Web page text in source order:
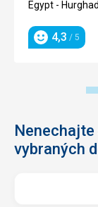
Egypt -
Hodnotenie
4,3 / 5
vybraných